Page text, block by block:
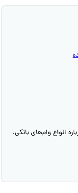
وام‌های بانکی،